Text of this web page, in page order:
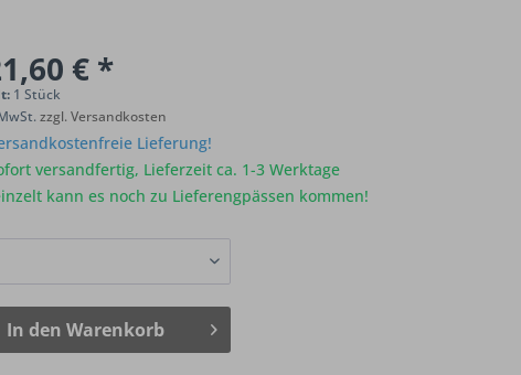
€ *
1 Stück
zzgl. Versandkosten
Lieferung!
versandfertig, Lieferzeit ca. 1-3 Werktage
kann es noch zu Lieferengpässen kommen!
In den Warenkorb